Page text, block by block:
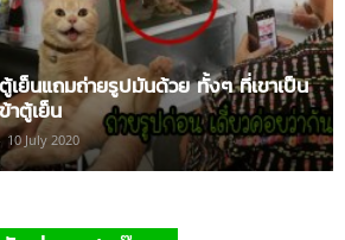
ย็นแถมถ่ายรูปมันด้วย ทั้งๆ ที่เขาเป็น
าตู้เย็น
10 July 2020